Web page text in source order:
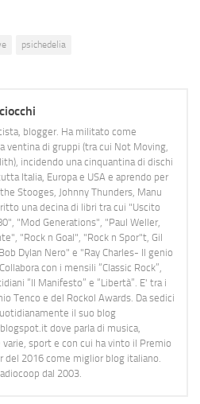
psichedelia
blogger. Ha militato come
ventina di gruppi (tra cui Not Moving,
incidendo una cinquantina di dischi
Italia, Europa e USA e aprendo per
Stooges, Johnny Thunders, Manu
una decina di libri tra cui "Uscito
"Mod Generations", "Paul Weller,
"Rock n Goal", "Rock n Spor"t, Gil
Dylan Nero" e "Ray Charles- Il genio
con i mensili “Classic Rock”,
“Il Manifesto” e “Libertà”. E' tra i
Tenco e del Rockol Awards. Da sedici
il suo blog
dove parla di musica,
sport e con cui ha vinto il Premio
del 2016 come miglior blog italiano.
dal 2003.